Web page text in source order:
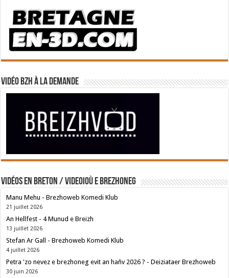
Vidéo BZH à la demande
Vidéos en breton / Videoioù e brezhoneg
Manu Mehu - Brezhoweb Komedi Klub
21 juillet 2026
An Hellfest - 4 Munud e Breizh
13 juillet 2026
Stefan Ar Gall - Brezhoweb Komedi Klub
4 juillet 2026
Petra 'zo nevez e brezhoneg evit an hañv 2026 ? - Deiziataer Brezhoweb
30 juin 2026